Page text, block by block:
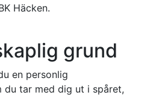
Häcken.
grund
en personlig
du tar med dig ut i spåret,